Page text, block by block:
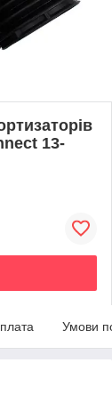
13-
Умови